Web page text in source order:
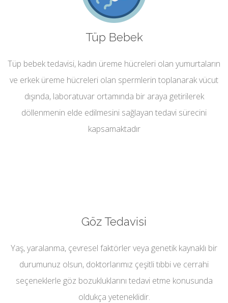
Tüp Bebek
Tüp bebek tedavisi, kadın üreme hücreleri olan yumurtaların
ve erkek üreme hücreleri olan spermlerin toplanarak vücut
dışında, laboratuvar ortamında bir araya getirilerek
döllenmenin elde edilmesini sağlayan tedavi sürecini
kapsamaktadır
Göz Tedavisi
Yaş, yaralanma, çevresel faktörler veya genetik kaynaklı bir
durumunuz olsun, doktorlarımız çeşitli tıbbi ve cerrahi
seçeneklerle göz bozukluklarını tedavi etme konusunda
oldukça yeteneklidir.